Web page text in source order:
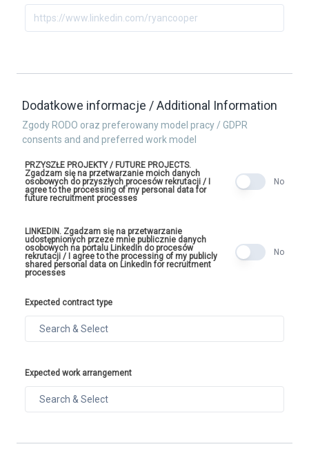
Dodatkowe informacje / Additional Information
Zgody RODO oraz preferowany model pracy / GDPR
consents and and preferred work model
PRZYSZŁE PROJEKTY / FUTURE PROJECTS.
Zgadzam się na przetwarzanie moich danych
osobowych do przyszłych procesów rekrutacji / I
agree to the processing of my personal data for
future recruitment processes
No
LINKEDIN. Zgadzam się na przetwarzanie
udostępnionych przeze mnie publicznie danych
osobowych na portalu LinkedIn do procesów
rekrutacji / I agree to the processing of my publicly
shared personal data on LinkedIn for recruitment
processes
No
Expected contract type
Expected work arrangement